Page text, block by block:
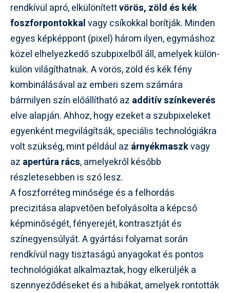
rendkívül apró, elkülönítettvörös, zöld és kék
foszforpontokkalvagy csíkokkal borítják. Minden
egyes képképpont (pixel) három ilyen, egymáshoz
közel elhelyezkedő szubpixelből áll, amelyek külön-
külön világíthatnak. A vörös, zöld és kék fény
kombinálásával az emberi szem számára
bármilyen szín előállítható az additív színkeverés
elve alapján. Ahhoz, hogy ezeket a szubpixeleket
egyenként megvilágítsák, speciális technológiákra
volt szükség, mint például az árnyékmaszkvagy
az apertúra rács, amelyekről később
részletesebben is szó lesz.
A foszforréteg minősége és a felhordás
precizitása alapvetően befolyásolta a képcső
képminőségét, fényerejét, kontrasztját és
színegyensúlyát. A gyártási folyamat során
rendkívül nagy tisztaságú anyagokat és pontos
technológiákat alkalmaztak, hogy elkerüljék a
szennyeződéseket és a hibákat, amelyek rontották